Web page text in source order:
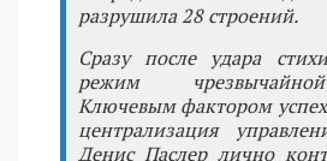
разрушила 28 строений.
Сразу после удара
режим
Ключевым фактором
централизация
Денис Паслер лично